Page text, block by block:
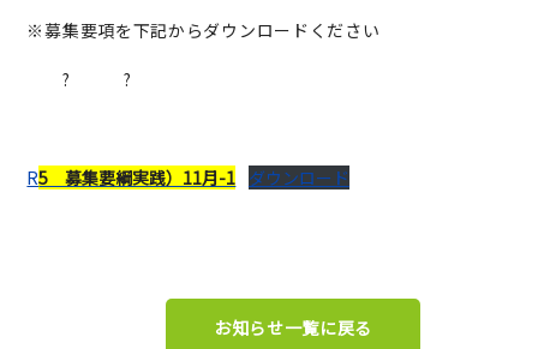
※募集要項を下記からダウンロードください
? ?
R5 募集要綱実践）11月-1 ダウンロード
お知らせ一覧に戻る